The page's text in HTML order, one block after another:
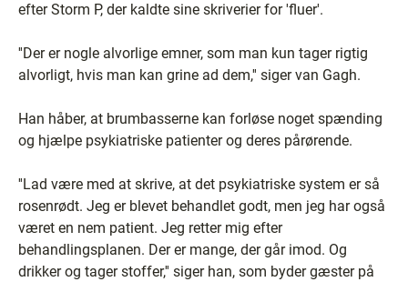
efter Storm P, der kaldte sine skriverier for 'fluer'.
''Der er nogle alvorlige emner, som man kun tager rigtig
alvorligt, hvis man kan grine ad dem,'' siger van Gagh.
Han håber, at brumbasserne kan forløse noget spænding
og hjælpe psykiatriske patienter og deres pårørende.
''Lad være med at skrive, at det psykiatriske system er så
rosenrødt. Jeg er blevet behandlet godt, men jeg har også
været en nem patient. Jeg retter mig efter
behandlingsplanen. Der er mange, der går imod. Og
drikker og tager stoffer,'' siger han, som byder gæster på